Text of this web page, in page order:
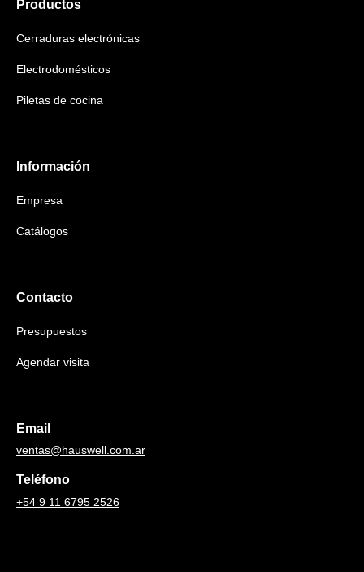
Productos
Cerraduras electrónicas
Electrodomésticos
Piletas de cocina
Información
Empresa
Catálogos
Contacto
Presupuestos
Agendar visita
Email
ventas@hauswell.com.ar
Teléfono
+54 9 11 6795 2526